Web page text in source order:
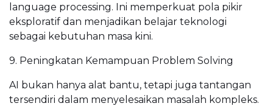
language processing. Ini memperkuat pola pikir
eksploratif dan menjadikan belajar teknologi
sebagai kebutuhan masa kini.
9. Peningkatan Kemampuan Problem Solving
AI bukan hanya alat bantu, tetapi juga tantangan
tersendiri dalam menyelesaikan masalah kompleks.